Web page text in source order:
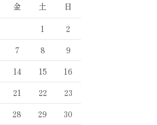
金 土
日
1
2
7 8
9
14 15
16
21 22
23
28 29
30